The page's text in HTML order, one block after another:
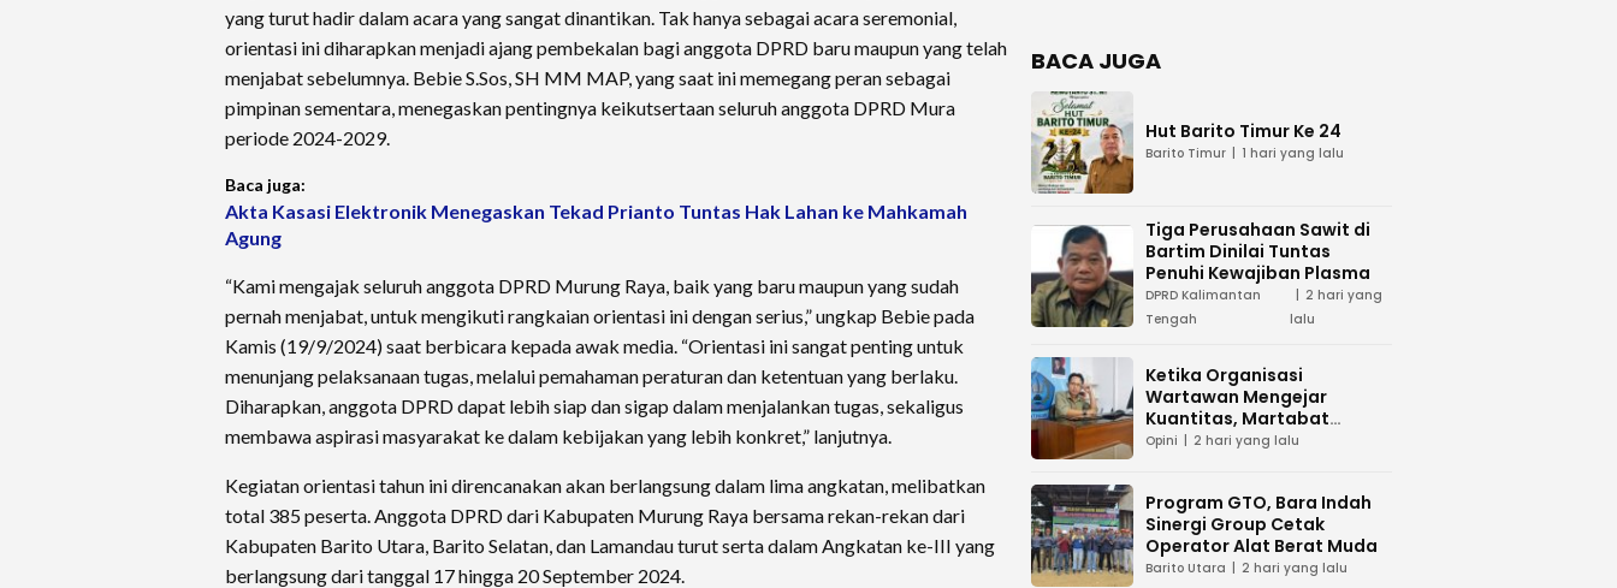
yang turut hadir dalam acara yang sangat dinantikan. Tak hanya sebagai acara seremonial,
orientasi ini diharapkan menjadi ajang pembekalan bagi anggota DPRD baru maupun yang telah
menjabat sebelumnya. Bebie S.Sos, SH MM MAP, yang saat ini memegang peran sebagai
pimpinan sementara, menegaskan pentingnya keikutsertaan seluruh anggota DPRD Mura
periode 2024-2029.
Baca juga:
Akta Kasasi Elektronik Menegaskan Tekad Prianto Tuntas Hak Lahan ke Mahkamah
Agung
“Kami mengajak seluruh anggota DPRD Murung Raya, baik yang baru maupun yang sudah
pernah menjabat, untuk mengikuti rangkaian orientasi ini dengan serius,” ungkap Bebie pada
Kamis (19/9/2024) saat berbicara kepada awak media. “Orientasi ini sangat penting untuk
menunjang pelaksanaan tugas, melalui pemahaman peraturan dan ketentuan yang berlaku.
Diharapkan, anggota DPRD dapat lebih siap dan sigap dalam menjalankan tugas, sekaligus
membawa aspirasi masyarakat ke dalam kebijakan yang lebih konkret,” lanjutnya.
Kegiatan orientasi tahun ini direncanakan akan berlangsung dalam lima angkatan, melibatkan
total 385 peserta. Anggota DPRD dari Kabupaten Murung Raya bersama rekan-rekan dari
Kabupaten Barito Utara, Barito Selatan, dan Lamandau turut serta dalam Angkatan ke-III yang
berlangsung dari tanggal 17 hingga 20 September 2024.
Juang TNI
AD di
Palangka
Raya
BACA JUGA
Hut Barito Timur Ke 24
Barito Timur 1 hari yang lalu
Tiga Perusahaan Sawit di
Bartim Dinilai Tuntas
Penuhi Kewajiban Plasma
DPRD Kalimantan
Tengah
2 hari yang
lalu
Ketika Organisasi
Wartawan Mengejar
Kuantitas, Martabat
Profesi Menjadi Taruhan
Opini 2 hari yang lalu
Program GTO, Bara Indah
Sinergi Group Cetak
Operator Alat Berat Muda
Barito Utara 2 hari yang lalu